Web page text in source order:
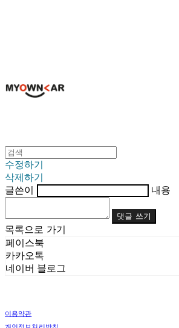
수정하기
삭제하기
글쓴이
내용
댓글 쓰기
목록으로 가기
페이스북
카카오톡
네이버 블로그
이용약관